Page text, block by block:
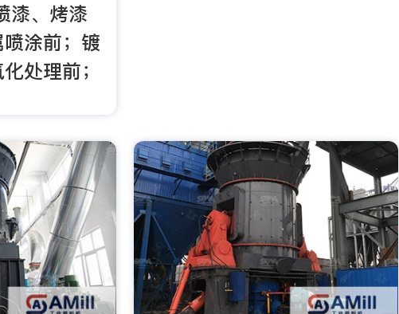
漆、烤漆
涂前；镀
处理前；